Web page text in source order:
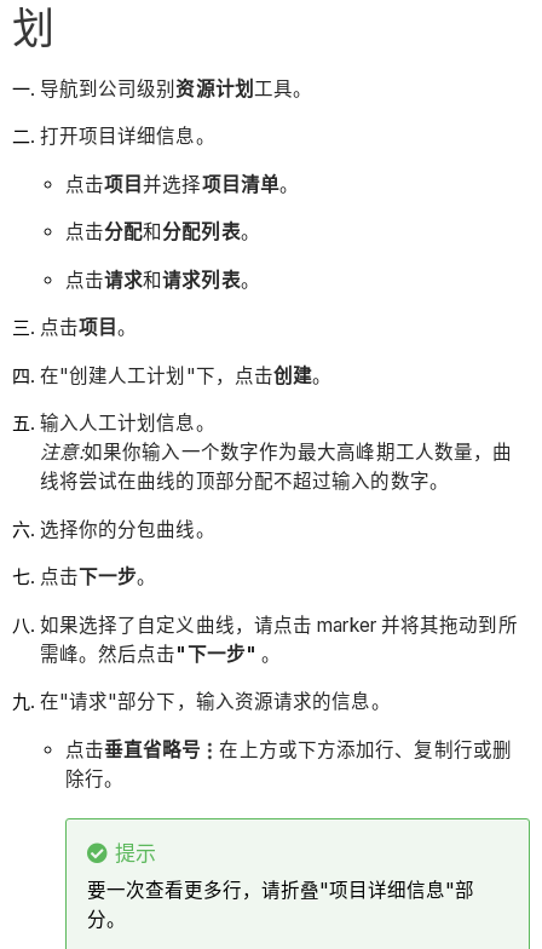
划
导航到公司级别资源计划 工具。
打开项目详细信息。
点击项目并选择项目清单。
点击分配和分配列表。
点击请求和请求列表。
点击项目。
在"创建人工计划"下，点击创建。
输入人工计划信息。
注意:如果你输入一个数字作为最大高峰期工人数量，曲
线将尝试在曲线的顶部分配不超过输入的数字。
选择你的分包曲线。
点击下一步。
如果选择了自定义曲线，请点击 marker 并将其拖动到所
需峰。然后点击"下一步" 。
在"请求"部分下，输入资源请求的信息。
点击垂直省略号
在上方或下方添加行、复制行或删
除行。
提示
要一次查看更多行，请折叠"项目详细信息"部
分。